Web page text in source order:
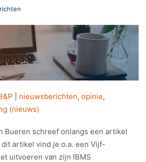
nieuwsberichten, opinie,
(nieuws)
Bueren schreef onlangs een artikel
artikel vind je o.a. een Vijf-
uitvoeren van zijn IBMS